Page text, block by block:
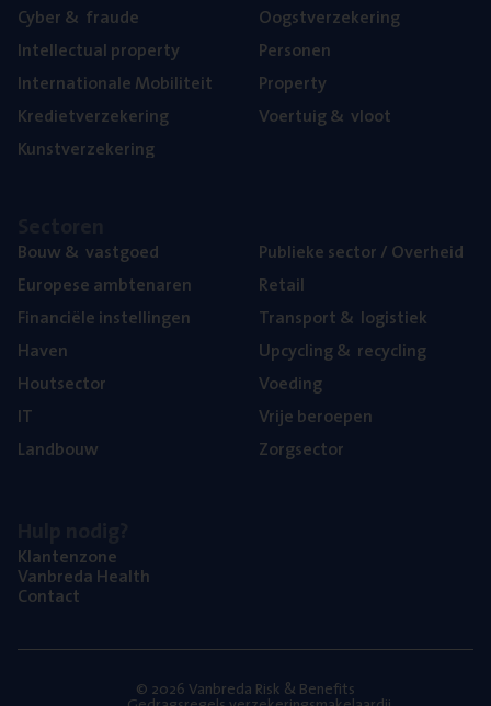
Cyber& fraude
Intel­lec­tu­al property
Inter­na­ti­o­na­le Mobiliteit
Kre­diet­ver­ze­ke­ring
Kunst­ver­ze­ke­ring
Oogst­ver­ze­ke­ring
Per­so­nen
Pro­per­ty
Voer­tuig& vloot
Bouw& vastgoed
Euro­pe­se ambtenaren
Finan­ci­ë­le instellingen
Haven
Hout­sec­tor
IT
Land­bouw
Publie­ke sec­tor / Overheid
Retail
Trans­port& logistiek
Upcy­cling& recycling
Voe­ding
Vrije beroe­pen
Zorg­sec­tor
Klan­ten­zo­ne
Van­b­re­da Health
Con­tact
© 2026 Vanbreda Risk & Benefits